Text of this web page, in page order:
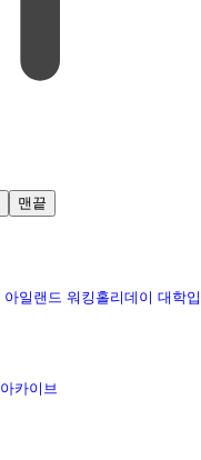
맨끝
아일랜드 워킹홀리데이 대학입
아카이브